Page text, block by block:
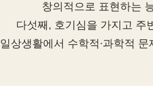
창의적으로 표현하는
다섯째, 호기심을 가지고 주
일상생활에서 수학적∙과학적